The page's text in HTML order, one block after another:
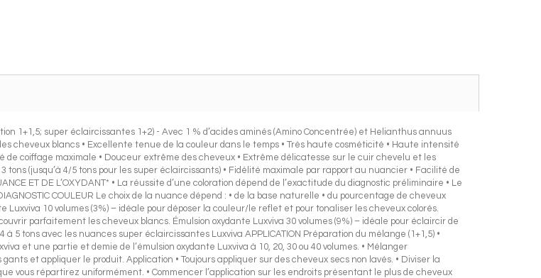
1+1,5; super éclaircissantes 1+2) - Avec 1 % d’acides aminés (Amino Concentrée) et Helianthus annuus
cheveux blancs • Excellente tenue de la couleur dans le temps • Très haute cosméticité • Haute intensité
coiffage maximale • Douceur extrême des cheveux • Extrême délicatesse sur le cuir chevelu et les
tons (jusqu’à 4/5 tons pour les super éclaircissants) • Fidélité maximale par rapport au nuancier • Facilité de
ET DE L’OXYDANT* • La réussite d’une coloration dépend de l’exactitude du diagnostic préliminaire • Le
COULEUR Le choix de la nuance dépend : • de la base naturelle • du pourcentage de cheveux
10 volumes (3%) – idéale pour déposer la couleur/le reflet et pour tonaliser les cheveux colorés.
parfaitement les cheveux blancs. Émulsion oxydante Luxviva 30 volumes (9%) – idéale pour éclaircir de
5 tons avec les nuances super éclaircissantes Luxviva APPLICATION Préparation du mélange (1+1,5) •
et une partie et demie de l’émulsion oxydante Luxviva à 10, 20, 30 ou 40 volumes. • Mélanger
et appliquer le produit. Application • Toujours appliquer sur des cheveux secs non lavés. • Diviser la
vous répartirez uniformément. • Commencer l’application sur les endroits présentant le plus de cheveux